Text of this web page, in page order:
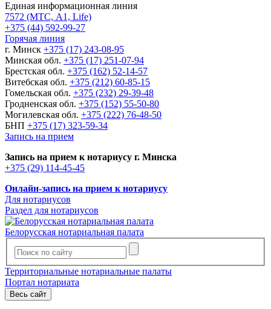
Единая информационная линия
7572 (МТС, A1, Life)
+375 (44) 592-99-27
Горячая линия
г. Минск +375 (17) 243-08-95
Минская обл. +375 (17) 251-07-94
Брестская обл. +375 (162) 52-14-57
Витебская обл. +375 (212) 60-85-15
Гомельская обл. +375 (232) 29-39-48
Гродненская обл. +375 (152) 55-50-80
Могилевская обл. +375 (222) 76-48-50
БНП +375 (17) 323-59-34
Запись на прием
Запись на прием к нотариусу г. Минска
+375 (29) 114-45-45
Онлайн-запись на прием к нотариусу
Для нотариусов
Раздел для нотариусов
Белорусская нотариальная палата
Территориальные нотариальные палаты
Портал нотариата
Весь сайт